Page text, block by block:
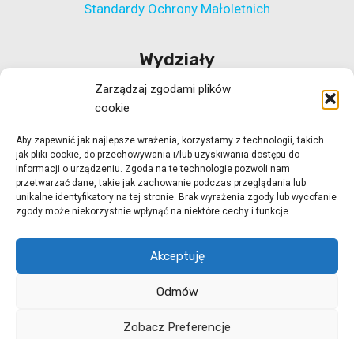
Zarządzaj zgodami plików
cookie
Aby zapewnić jak najlepsze wrażenia, korzystamy z technologii, takich
jak pliki cookie, do przechowywania i/lub uzyskiwania dostępu do
informacji o urządzeniu. Zgoda na te technologie pozwoli nam
przetwarzać dane, takie jak zachowanie podczas przeglądania lub
unikalne identyfikatory na tej stronie. Brak wyrażenia zgody lub wycofanie
zgody może niekorzystnie wpłynąć na niektóre cechy i funkcje.
Akceptuję
Odmów
Zobacz Preferencje
Standardy Ochrony Małoletnich
Wydziały
Wydział Polityki Społecznej
Wydział ds. Rehabilitacji Zawodowej i Społecznej
Wydział Koordynacji Włączenia Społecznego
Wydział ds. Realizacji Projektów Strukturalnych
Ośrodek Adopcyjny w Zielonej Górze
Ośrodek Adopcyjny w Gorzowie Wlkp.